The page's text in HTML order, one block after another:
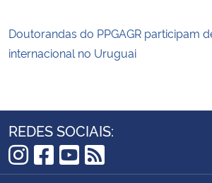
Doutorandas do PPGAGR participam
internacional no Uruguai
REDES SOCIAIS:
Instagram
Facebook
YouTube
RSS